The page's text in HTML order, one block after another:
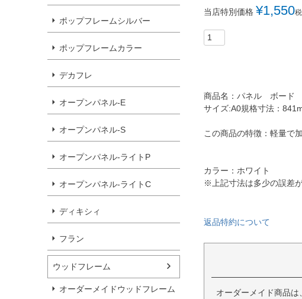
ポップフレームシルバー
ポップフレームカラー
デカフレ
オープンパネル-E
オープンパネル-S
オープンパネル-ライトP
オープンパネル-ライトC
ディキシィ
フラン
ウッドフレーム
オーダーメイドウッドフレーム
当店特別価格 ¥1,550
商品名：パネル ボード
サイズ:A0規格寸法：
この商品の特徴：軽量で
カラー：ホワイト
※上記寸法は多少の誤差
返品特約について
オーダーメイド商品